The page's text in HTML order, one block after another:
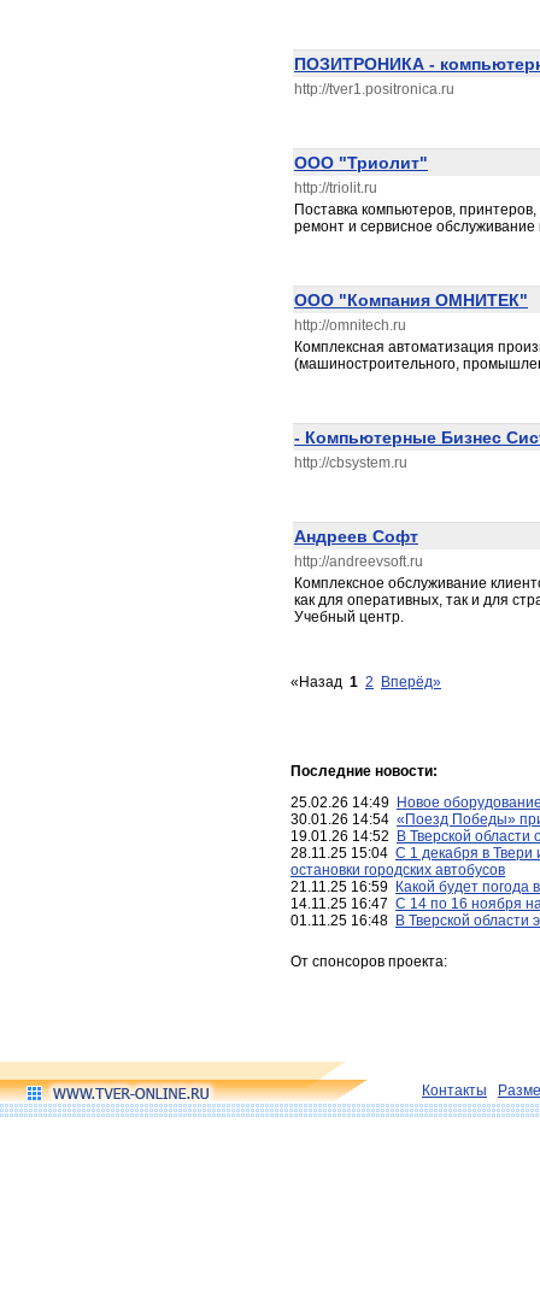
ПОЗИТРОНИКА -
http://tver1.positronica.ru
ООО "Триолит"
http://triolit.ru
Поставка компьютеров,
ремонт и сервисное
ООО "Компания ОМНИТЕК"
http://omnitech.ru
Комплексная автоматизация
(машиностроительного,
- Компьютерные Бизнес
http://cbsystem.ru
Андреев Софт
http://andreevsoft.ru
Комплексное обслуживание
как для оперативных, так и для
Учебный центр.
«Назад 1 2 Вперёд»
Последние новости:
25.02.26 14:49 Новое
30.01.26 14:54 «Поезд Победы»
19.01.26 14:52
В Тверской области
28.11.25 15:04 С 1 декабря в Твери
остановки городских автобусов
21.11.25 16:59 Какой будет погода
14.11.25 16:47 С 14 по 16 ноября
01.11.25 16:48 В Тверской области
От спонсоров проекта:
Контакты